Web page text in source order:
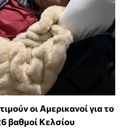
οι Αμερικανοί για το
βαθμοί Κελσίου